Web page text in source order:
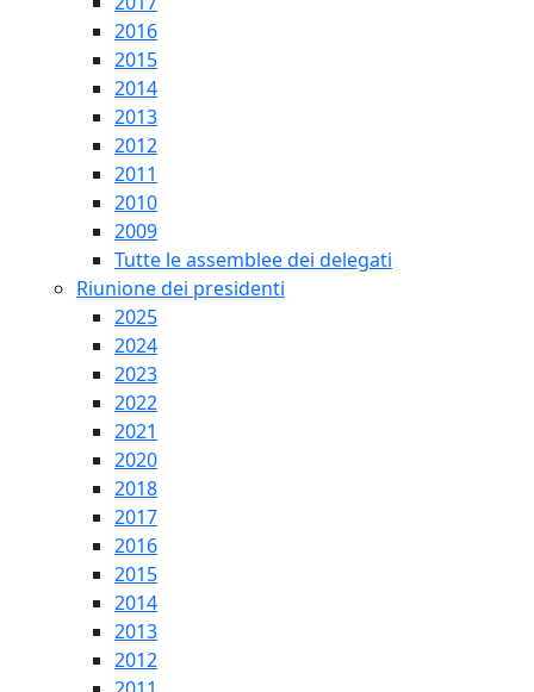
2016
2015
2014
2013
2012
2011
2010
2009
Tutte le assemblee dei delegati
Riunione dei presidenti
2025
2024
2023
2022
2021
2020
2018
2017
2016
2015
2014
2013
2012